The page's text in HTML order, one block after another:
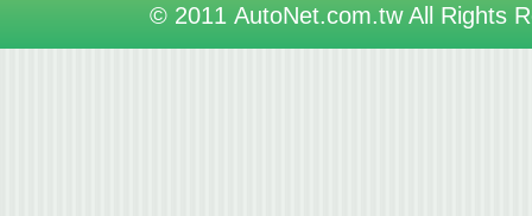
© 2011 AutoNet.com.tw All Rights